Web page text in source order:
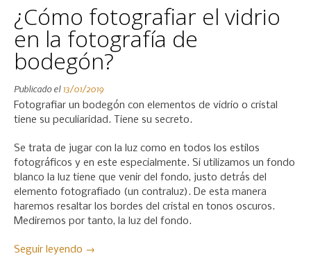
¿Cómo fotografiar el vidrio
en la fotografía de
bodegón?
Publicado el13/01/2019
Fotografiar un bodegón con elementos de vidrio o cristal
tiene su peculiaridad. Tiene su secreto.
Se trata de jugar con la luz como en todos los estilos
fotográficos y en este especialmente. Si utilizamos un fondo
blanco la luz tiene que venir del fondo, justo detrás del
elemento fotografiado (un contraluz). De esta manera
haremos resaltar los bordes del cristal en tonos oscuros.
Mediremos por tanto, la luz del fondo.
Seguir leyendo «¿Cómo
→